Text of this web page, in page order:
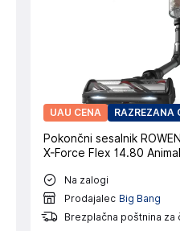
UAU CENA RAZREZANA
Pokončni sesalnik
X-Force Flex 14.80 Animal
Na zalogi
Prodajalec Big Bang
Brezplačna poštnina za